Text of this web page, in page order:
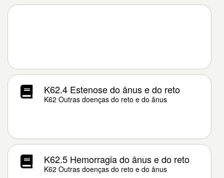
K62.4 Estenose do ânus e do reto
K62 Outras doenças do reto e do ânus
K62.5 Hemorragia do ânus e do reto
K62 Outras doenças do reto e do ânus